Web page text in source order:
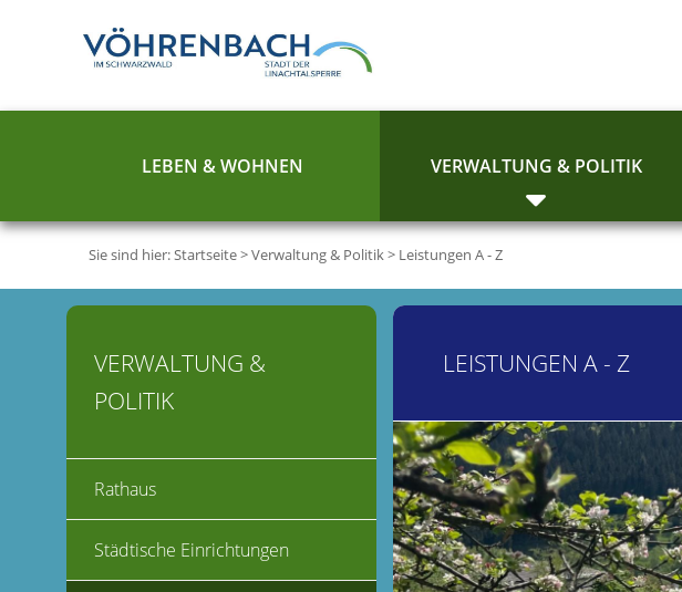
LEBEN & WOHNEN VERWALTUNG & POLITIK
Sie sind hier:Startseite>Verwaltung & Politik> Leistungen A - Z
LEISTUNGEN A - Z
VERWALTUNG &
POLITIK
Rathaus
Städtische Einrichtungen